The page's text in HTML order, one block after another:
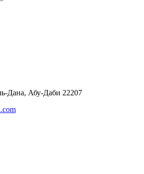
Дана, Абу-Даби 22207